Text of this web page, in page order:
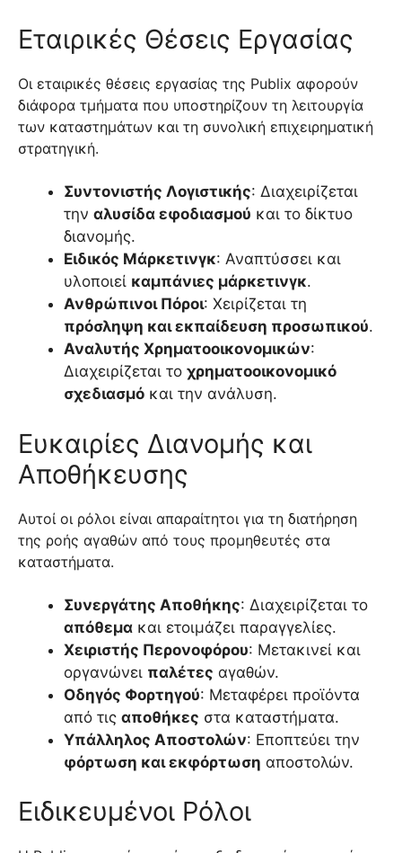
Εταιρικές Θέσεις Εργασίας
Οι εταιρικές θέσεις εργασίας της Publix αφορούν
διάφορα τμήματα που υποστηρίζουν τη λειτουργία
των καταστημάτων και τη συνολική επιχειρηματική
στρατηγική.
Συντονιστής Λογιστικής: Διαχειρίζεται
την αλυσίδα εφοδιασμού και το δίκτυο
διανομής.
Ειδικός Μάρκετινγκ: Αναπτύσσει και
υλοποιεί καμπάνιες μάρκετινγκ.
Ανθρώπινοι Πόροι: Χειρίζεται τη
πρόσληψη και εκπαίδευση προσωπικού.
Αναλυτής Χρηματοοικονομικών:
Διαχειρίζεται το χρηματοοικονομικό
σχεδιασμό και την ανάλυση.
Ευκαιρίες Διανομής και
Αποθήκευσης
Αυτοί οι ρόλοι είναι απαραίτητοι για τη διατήρηση
της ροής αγαθών από τους προμηθευτές στα
καταστήματα.
Συνεργάτης Αποθήκης: Διαχειρίζεται το
απόθεμα και ετοιμάζει παραγγελίες.
Χειριστής Περονοφόρου: Μετακινεί και
οργανώνει παλέτες αγαθών.
Οδηγός Φορτηγού: Μεταφέρει προϊόντα
από τις αποθήκες στα καταστήματα.
Υπάλληλος Αποστολών: Εποπτεύει την
φόρτωση και εκφόρτωση αποστολών.
Ειδικευμένοι Ρόλοι